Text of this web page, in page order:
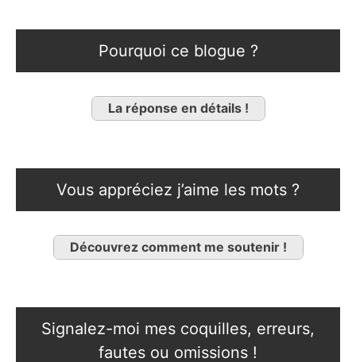
Pourquoi ce blogue ?
La réponse en détails !
Vous appréciez j’aime les mots ?
Découvrez comment me soutenir !
Signalez-moi mes coquilles, erreurs,
fautes ou omissions !